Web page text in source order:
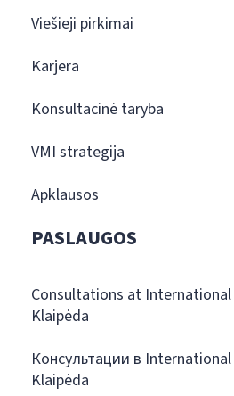
Viešieji pirkimai
Karjera
Konsultacinė taryba
VMI strategija
Apklausos
PASLAUGOS
Consultations at International
Klaipėda
Консультации в
Klaipėda